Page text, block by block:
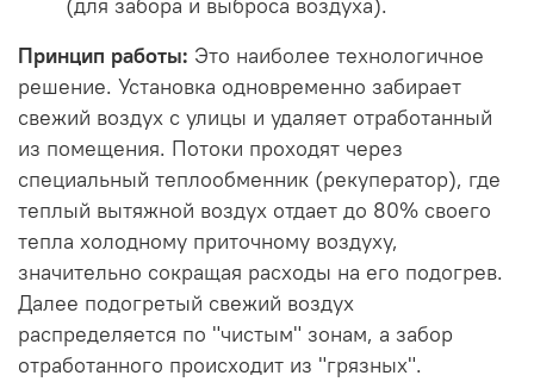
(для забора и выброса воздуха).
Принцип работы: Это наиболее технологичное
решение. Установка одновременно забирает
свежий воздух с улицы и удаляет отработанный
из помещения. Потоки проходят через
специальный теплообменник (рекуператор), где
теплый вытяжной воздух отдает до 80% своего
тепла холодному приточному воздуху,
значительно сокращая расходы на его подогрев.
Далее подогретый свежий воздух
распределяется по "чистым" зонам, а забор
отработанного происходит из "грязных".